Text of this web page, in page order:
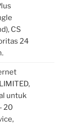
CS
24
untuk
20